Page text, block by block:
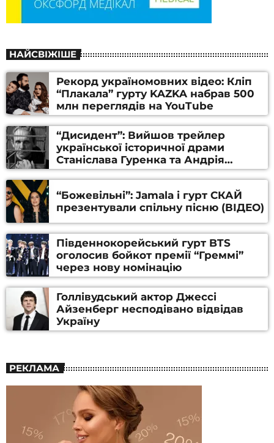
НАЙСВІЖІШЕ
Рекорд україномовних відео: Кліп
“Плакала” гурту KAZKA набрав 500
млн переглядів на YouTube
“Дисидент”: Вийшов трейлер
української історичної драми
Станіслава Гуренка та Андрія
Алфьорова (ВІДЕО)
“Божевільні”: Jamala і гурт СКАЙ
презентували спільну пісню (ВІДЕО)
Південнокорейський гурт BTS
оголосив бойкот премії “Греммі”
через нову номінацію
Голлівудський актор Джессі
Айзенберг несподівано відвідав
Україну
РЕКЛАМА